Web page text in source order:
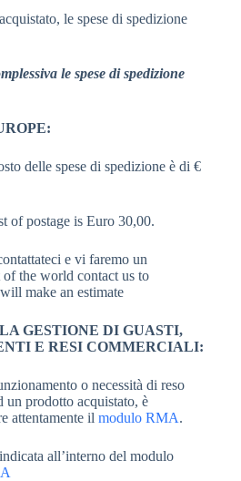
le spese di spedizione
le spese di spedizione
delle spese di spedizione è di €
of postage is Euro 30,00.
e vi faremo un
the world contact us to
make an estimate
GESTIONE DI GUASTI,
E RESI COMMERCIALI:
o necessità di reso
un prodotto acquistato, è
attentamente il modulo RMA.
all’interno del modulo